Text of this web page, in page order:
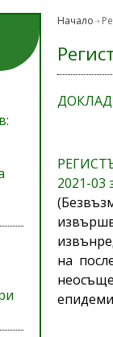
Начало
2021-03
на